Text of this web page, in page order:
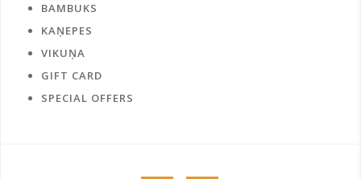
BAMBUKS
KAŅEPES
VIKUŅA
GIFT CARD
SPECIAL OFFERS